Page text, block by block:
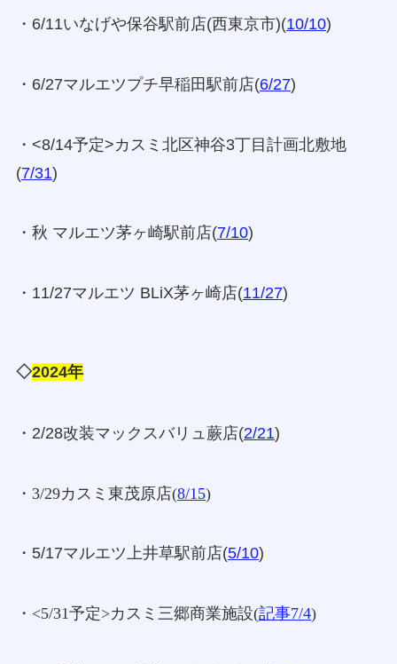
・6/11いなげや保谷駅前店(西東京市)(10/10)
・6/27マルエツプチ早稲田駅前店(6/27)
・<8/14予定>カスミ北区神谷3丁目計画北敷地
(7/31)
・秋 マルエツ茅ヶ崎駅前店(7/10)
・11/27マルエツ BLiX茅ヶ崎店(11/27)
◇2024年
・2/28改装マックスバリュ蕨店(2/21)
・3/29カスミ東茂原店(8/15)
・5/17マルエツ上井草駅前店(5/10)
・<5/31予定>カスミ三郷商業施設(記事7/4)